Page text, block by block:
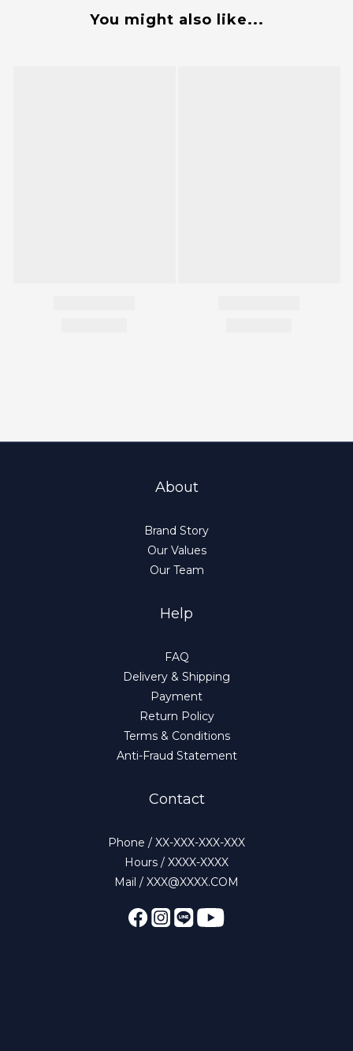
You might also like...
About
Brand Story
Our Values
Our Team
Help
FAQ
Delivery & Shipping
Payment
Return Policy
Terms & Conditions
Anti-Fraud Statement
Contact
Phone / XX-XXX-XXX-XXX
Hours / XXXX-XXXX
Mail / XXX@XXXX.COM